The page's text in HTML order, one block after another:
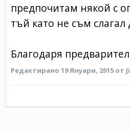
предпочитам някой с
тъй като не съм слагал
Благодаря
Редактирано 19 Януари, 2015 от